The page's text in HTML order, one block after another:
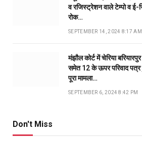
व रजिस्ट्रेशन वाले टेम्पो व ई-
रोक…
SEPTEMBER 14, 2024 8:17 AM
मंझौल कोर्ट में चेरिया
समेत 12 के ऊपर परिवाद
पूरा मामला…
SEPTEMBER 6, 2024 8:42 PM
Don't Miss